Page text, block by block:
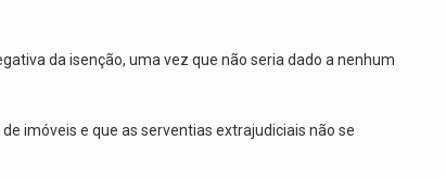
da isenção, uma vez que não seria dado a nenhum
imóveis e que as serventias extrajudiciais não se